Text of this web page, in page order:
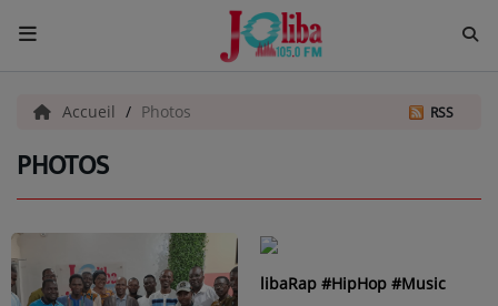
ACCUEIL
Pour Vous
EMISSIONS
Accueil Photos RSS
PHOTOS
libaRap #HipHop #Music